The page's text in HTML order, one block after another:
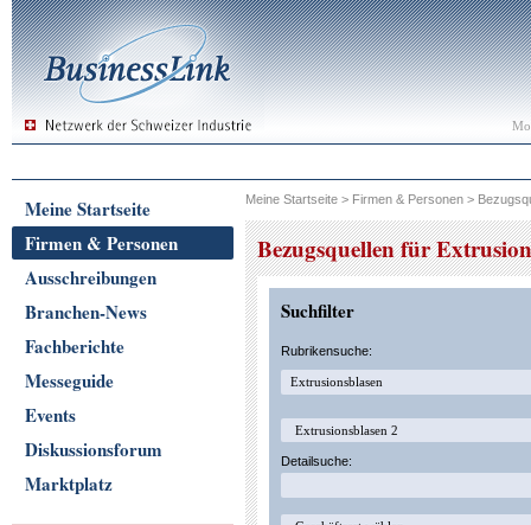
Meine Startseite
Firmen & Personen
Ausschreibungen
Branchen-News
Fachberichte
Messeguide
Events
Diskussionsforum
Marktplatz
Meine Startseite > Firmen & Personen >
Bezugsquellen für
Suchfilter
Rubrikensuche:
Detailsuche: